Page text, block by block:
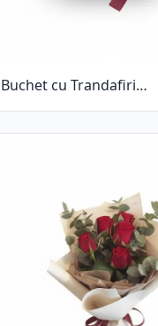
Buchet cu Trandafiri
Roșii și Garoafe Roz Pal